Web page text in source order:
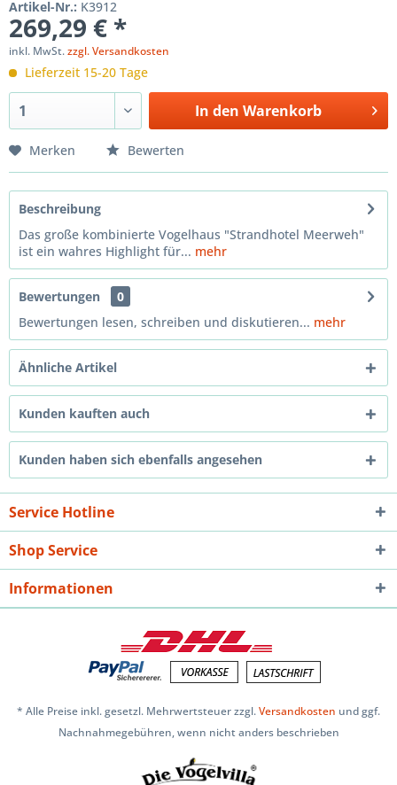
Artikel-Nr.: K3912
269,29 € *
inkl. MwSt.zzgl. Versandkosten
Lieferzeit 15-20 Tage
In den Warenkorb
Merken Bewerten
Beschreibung
Das große kombinierte Vogelhaus "Strandhotel Meerweh"
ist ein wahres Highlight für... mehr
Bewertungen
0
Bewertungen lesen, schreiben und diskutieren... mehr
Ähnliche Artikel
Kunden kauften auch
Kunden haben sich ebenfalls angesehen
Service Hotline
Shop Service
Informationen
* Alle Preise inkl. gesetzl. Mehrwertsteuer zzgl.Versandkosten und ggf.
Nachnahmegebühren, wenn nicht anders beschrieben